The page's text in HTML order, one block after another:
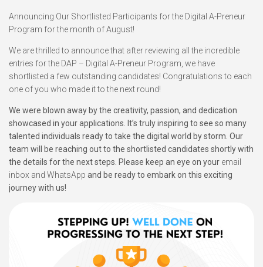
Announcing Our Shortlisted Participants for the Digital A-Preneur
Program for the month of August!
We are thrilled to announce that after reviewing all the incredible
entries for the DAP – Digital A-Preneur Program, we have
shortlisted a few outstanding candidates! Congratulations to each
one of you who made it to the next round!
We were blown away by the creativity, passion, and dedication
showcased in your applications. It’s truly inspiring to see so many
talented individuals ready to take the digital world by storm. Our
team will be reaching out to the shortlisted candidates shortly with
the details for the next steps. Please keep an eye on your email
inbox and WhatsApp and be ready to embark on this exciting
journey with us!